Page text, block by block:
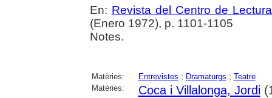
En: Revista del Centro de
(Enero 1972), p. 1101-1105
Notes.
Matèries: Entrevistes ; Dramaturgs ; Teatre
Matèries:
Coca i Villalonga, Jordi